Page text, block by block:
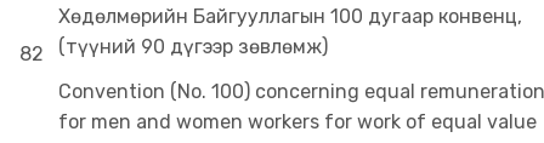
82
Хөдөлмөрийн Байгууллагын 100 дугаар конвенц,
(түүний 90 дүгээр зөвлөмж)
Convention (No. 100) concerning equal remuneration
for men and women workers for work of equal value